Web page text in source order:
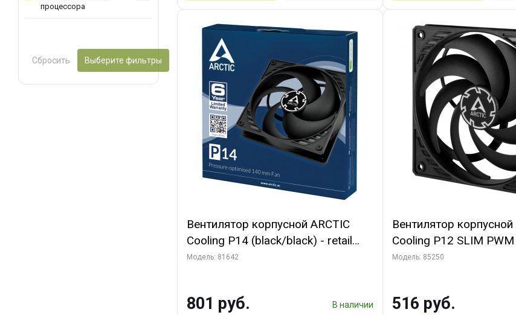
процессора
Сбросить Выберите фильтры
Вентилятор корпусной ARCTIC
Cooling P14 (black/black) - retail
(ACFAN00123A) (701549) {56}
Модель: 81642
801 руб. В наличии
Вентилятор корпусной
Cooling P12 SLIM PWM
(ACFAN00187A)
Модель: 85250
516 руб.